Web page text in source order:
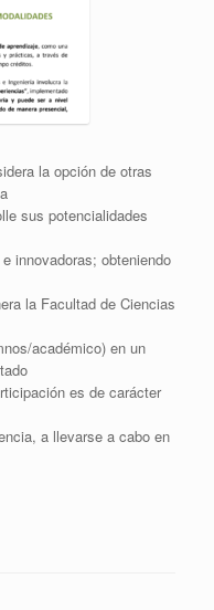
la opción de otras
sus potencialidades
innovadoras; obteniendo
la Facultad de Ciencias
académico) en un
es de carácter
a llevarse a cabo en